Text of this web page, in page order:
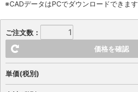
※CADデータはPCでダウンロードできます
ご注文数：
価格を確認
単価(税別)